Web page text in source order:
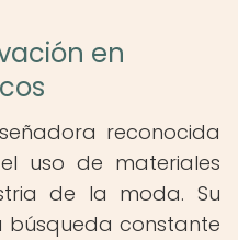
en
reconocida
uso de materiales
de la moda. Su
búsqueda constante